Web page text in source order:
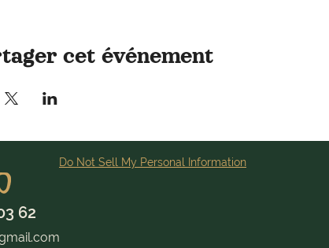
cet événement
Do Not Sell My Personal Information
62